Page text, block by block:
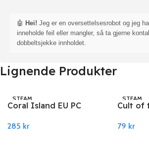
🤖 Hei! Jeg er en oversettelsesrobot og jeg
inneholde feil eller mangler, så ta gjerne
dobbeltsjekke innholdet.
Lignende Produkter
STEAM
Coral Island EU PC
285 kr
STEAM
Cult of
Steam
79 kr